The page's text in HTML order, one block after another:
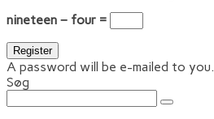
nineteen − four =
A password will be e-mailed to you.
Søg